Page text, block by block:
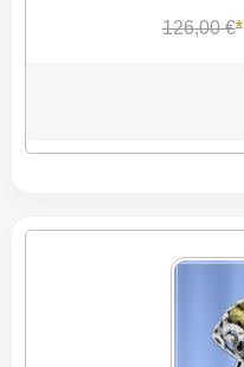
126,00 €*